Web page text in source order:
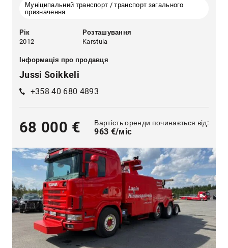
Муніципальний транспорт / транспорт загального
призначення
Рік
2012
Розташування
Karstula
Інформація про продавця
Jussi Soikkeli
+358 40 680 4893
68 000 € Вартість оренди починається від:
963 €/міс